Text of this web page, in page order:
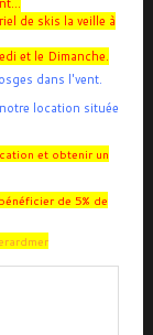
de skis la veille à
et le Dimanche.
dans l'vent.
location située
et obtenir un
de 5% de